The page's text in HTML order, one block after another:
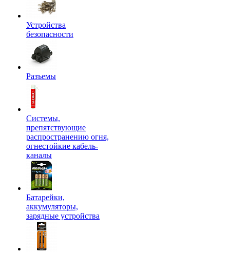
Устройства
безопасности
Разъемы
Системы,
препятствующие
распространению огня,
огнестойкие кабель-
каналы
Батарейки,
аккумуляторы,
зарядные устройства